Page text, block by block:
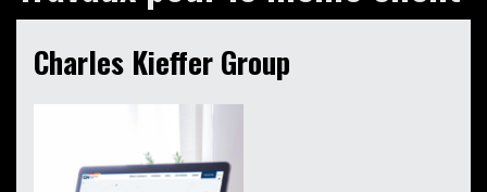
Charles Kieffer Group